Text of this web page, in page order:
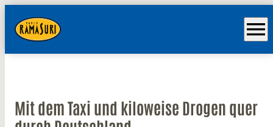
menu
Mit dem Taxi und kiloweise Drogen quer